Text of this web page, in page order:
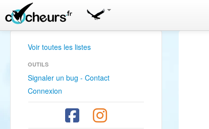
Voir toutes les listes
OUTILS
Signaler un bug - Contact
Connexion